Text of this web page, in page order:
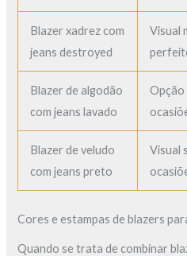
Blazer xadrez com
jeans destroyed
Visual
Blazer de algodão
com jeans lavado
Opção
Blazer de veludo
com jeans preto
Visual
Cores e estampas de blazers
Quando se trata de combinar